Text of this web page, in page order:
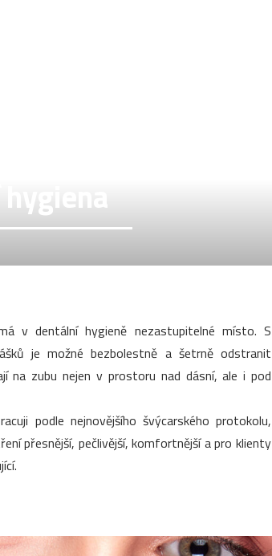
v dentální hygieně nezastupitelné místo. S
je možné bezbolestně a šetrně odstranit
na zubu nejen v prostoru nad dásní, ale i pod
podle nejnovějšího švýcarského protokolu,
přesnější, pečlivější, komfortnější a pro klienty